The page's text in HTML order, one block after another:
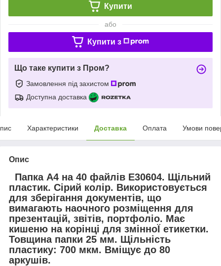
Купити
або
Купити з
Що таке купити з Пром?
Замовлення під захистом
Доступна доставка
Характеристики Доставка Оплата Умови
Опис
Папка А4 на 40 файлів Е30604. Щільний
пластик. Сірий колір. Використовується
для зберігання документів, що
вимагають наочного розміщення для
презентацій, звітів, портфоліо. Має
кишеню на корінці для змінноЇ етикетки.
Товщина папки 25 мм. Щільність
пластику: 700 мкм. Вміщує до 80
аркушів.